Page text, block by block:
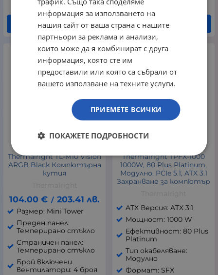
КУПИ КУПИ
Thermalright TL-M10 Vision
ARGB Black Компютърна
кутия
104.00 € / 203.41 лв.
Размер: Mini Tower
Преден панел:
Темперирано стъкло
Страничен панел:
Темперирано стъкло
Брой включени
вентилатори: 4 броя
Thermalright TPFX-1000
1000W, 80 Plus Platinum,
Модулно, PCIe 5.1, ATX 3.1
Захранване за компютър
ATX Версия: ATX 3.1
Мощност: 1000 W
Ефективност: 80 Plus
Platinum
Тип окабеляване:
Модулно
Формат: SFX
НЕНАЛИЧЕН
информация за използването на
нашия сайт от ваша страна с нашите
партньори за реклама и анализи,
които може да я комбинират с друга
информация, която сте им
предоставили или която са събрали от
вашето използване на техните услуги.
ПРИЕМЕТЕ ВСИЧКИ
ПОКАЖЕТЕ ПОДРОБНОСТИ